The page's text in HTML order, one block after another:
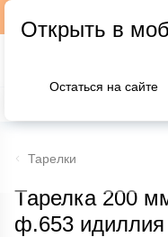
Тарелки
Тарелка 200
ф.653
Открыть в
Остаться на сайте